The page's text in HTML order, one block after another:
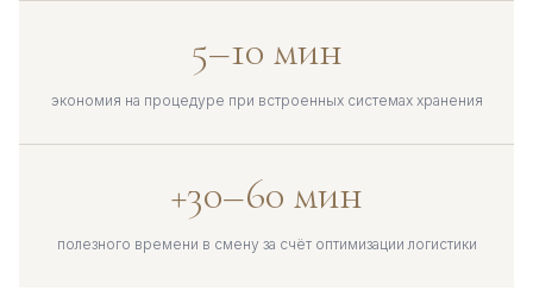
5–10 мин
экономия на процедуре при встроенных системах хранения
+30–60 мин
полезного времени в смену за счёт оптимизации логистики